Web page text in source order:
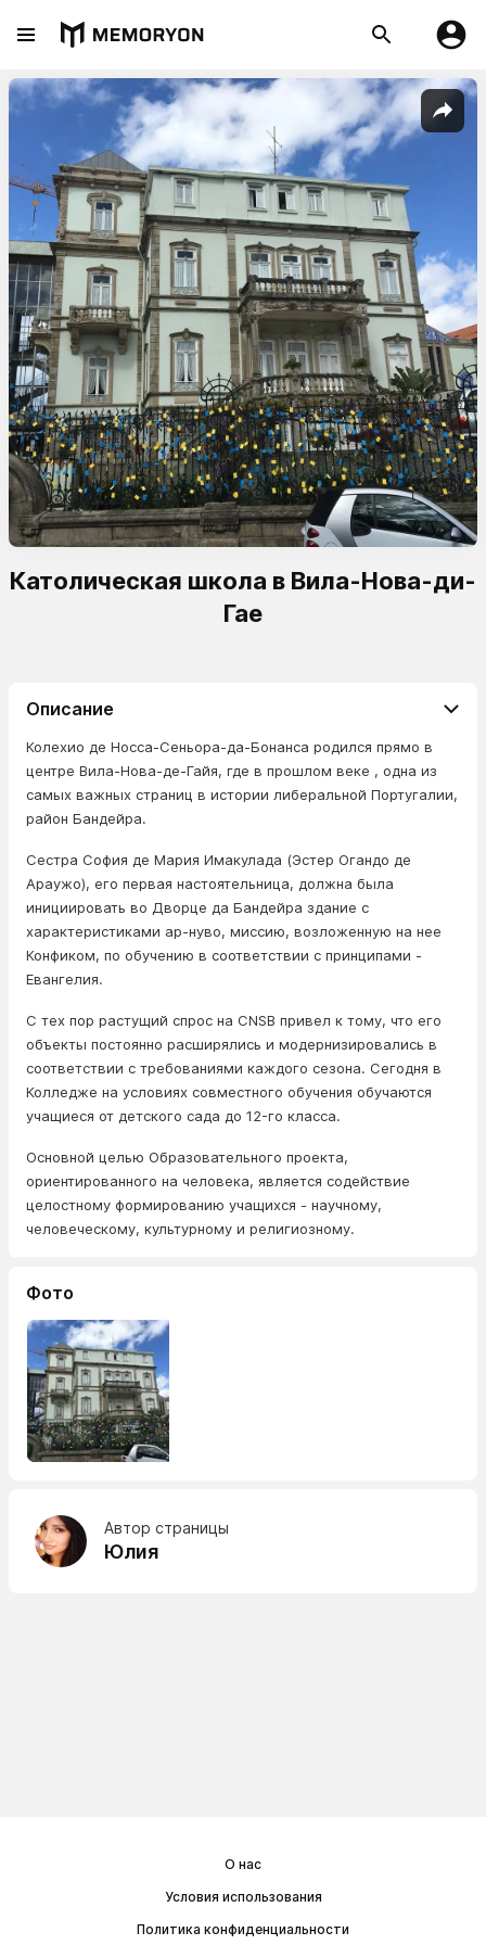
Католическая школа в Вила-Нова-ди-
Гае
Описание
Колехио де Носса-Сеньора-да-Бонанса родился прямо в
центре Вила-Нова-де-Гайя, где в прошлом веке , одна из
самых важных страниц в истории либеральной Португалии,
район Бандейра.
Сестра София де Мария Имакулада (Эстер Огандо де
Араужо), его первая настоятельница, должна была
инициировать во Дворце да Бандейра здание с
характеристиками ар-нуво, миссию, возложенную на нее
Конфиком, по обучению в соответствии с принципами -
Евангелия.
С тех пор растущий спрос на CNSB привел к тому, что его
объекты постоянно расширялись и модернизировались в
соответствии с требованиями каждого сезона. Сегодня в
Колледже на условиях совместного обучения обучаются
учащиеся от детского сада до 12-го класса.
Основной целью Образовательного проекта,
ориентированного на человека, является содействие
целостному формированию учащихся - научному,
человеческому, культурному и религиозному.
Фото
Автор страницы
Юлия
О нас
Условия использования
Политика конфиденциальности